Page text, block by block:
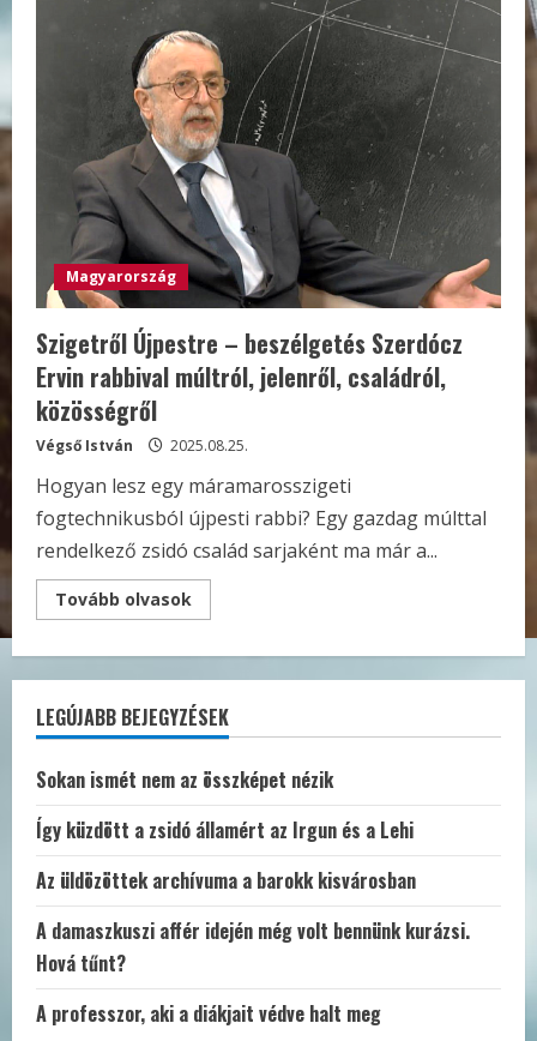
Magyarország
Szigetről Újpestre – beszélgetés Szerdócz
Ervin rabbival múltról, jelenről, családról,
közösségről
Végső István 2025.08.25.
Hogyan lesz egy máramarosszigeti
fogtechnikusból újpesti rabbi? Egy gazdag múlttal
rendelkező zsidó család sarjaként ma már a...
Tovább olvasok
more
–
beszélgetés
Szerdócz
Ervin
múltról,
jelenről,
családról,
közösségről
LEGÚJABB BEJEGYZÉSEK
Sokan ismét nem az összképet nézik
Így küzdött a zsidó államért az Irgun és a Lehi
Az üldözöttek archívuma a barokk kisvárosban
A damaszkuszi affér idején még volt bennünk kurázsi.
Hová tűnt?
A professzor, aki a diákjait védve halt meg